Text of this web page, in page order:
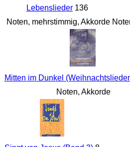
Lebenslieder136
Noten, mehrstimmig, Akkorde
Mitten im Dunkel
Noten, Akkorde